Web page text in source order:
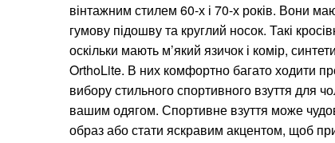
вінтажним стилем 60-х і 70-х років. Вони
гумову підошву та круглий носок. Такі
оскільки мають м’який язичок і комір,
OrthoLite. В них комфортно багато ходити
вибору стильного спортивного взуття для
вашим одягом. Спортивне взуття може
образ або стати яскравим акцентом, щоб